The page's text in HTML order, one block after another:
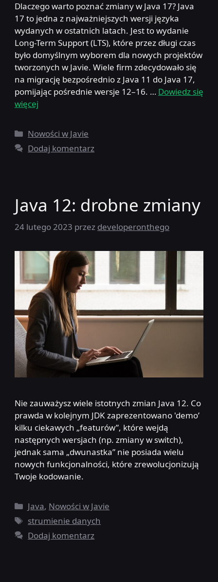
Dlaczego warto poznać zmiany w Java 17? Java
17 to jedna z najważniejszych wersji języka
wydanych w ostatnich latach. Jest to wydanie
Long-Term Support (LTS), które przez długi czas
było domyślnym wyborem dla nowych projektów
tworzonych w Javie. Wiele firm zdecydowało się
na migrację bezpośrednio z Java 11 do Java 17,
pomijając pośrednie wersje 12–16. … Dowiedz się
więcej
Kategorie
Nowości w Javie
Dodaj komentarz
Java 12: drobne zmiany
24 lutego 2023 przez developeronthego
Nie zauważysz wiele istotnych zmian Java 12. Co
prawda w kolejnym JDK zaprezentowano 'demo’
kilku ciekawych „featurów”, które wejdą
następnych wersjach (np. zmiany w switch),
jednak sama „dwunastka” nie posiada wielu
nowych funkcjonalności, które zrewolucjonizują
Twoje kodowanie.
Kategorie
Java, Nowości w Javie
Tagi
strumienie danych
Dodaj komentarz